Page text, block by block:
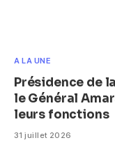
A LA UNE
Présidence de
le Général
leurs fonctions
31 juillet 2026